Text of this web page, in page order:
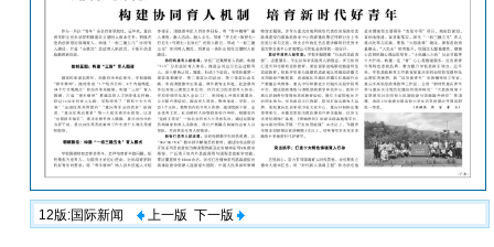
12版:国际新闻 上一版 下一版